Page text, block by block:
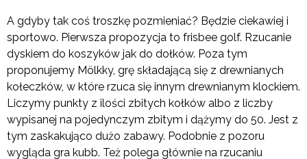
A gdyby tak coś troszkę pozmieniać? Będzie ciekawiej i
sportowo. Pierwsza propozycja to frisbee golf. Rzucanie
dyskiem do koszyków jak do dołków. Poza tym
proponujemy Mölkky, grę składającą się z drewnianych
kołeczków, w które rzuca się innym drewnianym klockiem.
Liczymy punkty z ilości zbitych kołków albo z liczby
wypisanej na pojedynczym zbitym i dążymy do 50. Jest z
tym zaskakująco dużo zabawy. Podobnie z pozoru
wygląda gra kubb. Też polega głównie na rzucaniu